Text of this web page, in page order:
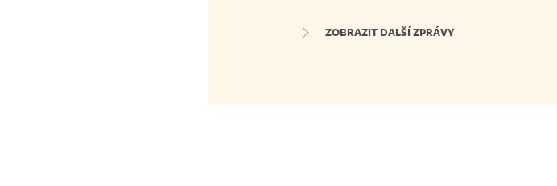
ZOBRAZIT DALŠÍ ZPRÁVY